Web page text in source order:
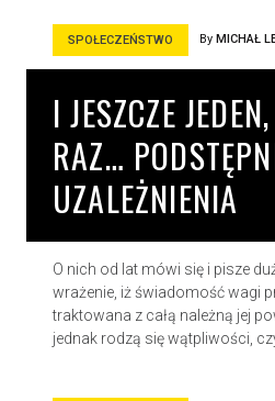
SPOŁECZEŃSTWO By MICHAŁ
I JESZCZE
RAZ…
UZALEŻNIENIA
O nich od lat mówi się i pisze
wrażenie, iż świadomość wagi
traktowana z całą należną jej
jednak rodzą się wątpliwości,